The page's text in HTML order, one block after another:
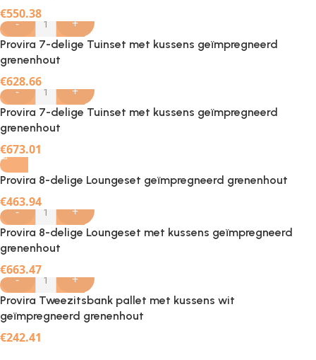
€550.38
- +
Provira 7-delige Tuinset met kussens geïmpregneerd
grenenhout
€628.66
- +
Provira 7-delige Tuinset met kussens geïmpregneerd
grenenhout
€673.01
Provira 8-delige Loungeset geïmpregneerd grenenhout
€463.94
- +
Provira 8-delige Loungeset met kussens geïmpregneerd
grenenhout
€663.47
- +
Provira Tweezitsbank pallet met kussens wit
geïmpregneerd grenenhout
€242.41